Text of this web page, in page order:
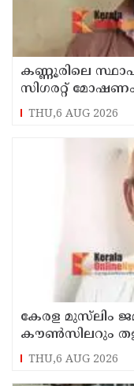
കണ്ണൂരിലെ
സിഗരറ്റ്
സെയിൽസ്മാൻ
THU,6 AUG 2026
കേരള മുസ്‌ലിം
കൗൺസിലറും
നിര്യാതനായി
THU,6 AUG 2026